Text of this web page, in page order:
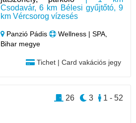
Csodavár, 6 km Bélesi gyűjtőtó, 9
km Vércsorog vízesés
Panzió Pádis
Wellness | SPA,
Bihar megye
Tichet | Card vakációs jegy
1 - 52
3
26